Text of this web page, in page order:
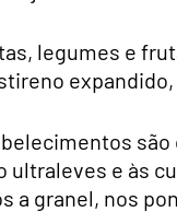
legumes e
expandido,
ultraleves e às
a granel, nos